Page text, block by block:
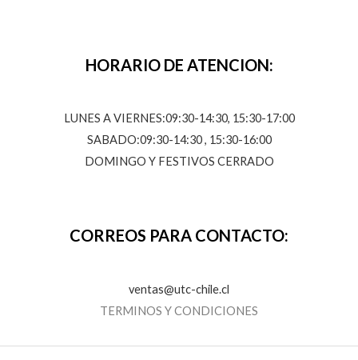
HORARIO DE ATENCION:
LUNES A VIERNES:09:30-14:30, 15:30-17:00
SABADO:09:30-14:30 , 15:30-16:00
DOMINGO Y FESTIVOS CERRADO
CORREOS PARA CONTACTO:
ventas@utc-chile.cl
TERMINOS Y CONDICIONES